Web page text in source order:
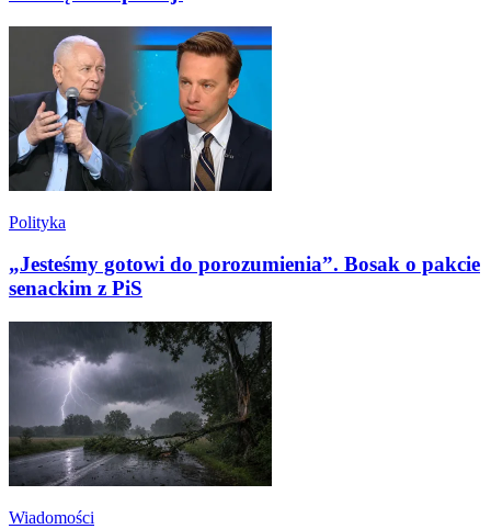
Polityka
„Jesteśmy gotowi do porozumienia”. Bosak o pakcie
senackim z PiS
Wiadomości